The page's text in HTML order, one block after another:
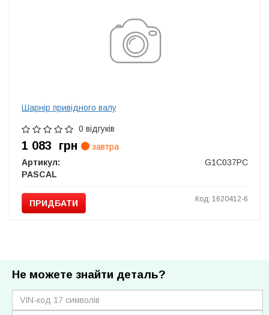
Шарнір привідного валу
0 відгуків
1 083 грн
завтра
Артикул:
G1C037PC
PASCAL
ПРИДБАТИ Код: 1620412-6
Не можете знайти деталь?